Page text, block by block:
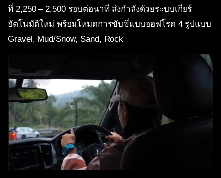
ที่ 2,250 – 2,500 รอบต่อนาที ส่งกำลังด้วยระบบเกียร์
อัตโนมัติใหม่ พร้อมโหมดการขับขี่แบบออฟโรด 4 รูปแบบ
Gravel, Mud/Snow, Sand, Rock